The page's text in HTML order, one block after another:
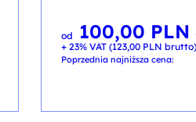
od
Pierwotna
cena
wynosiła:
290,00 PLN.
100,00 PLN
Aktualna
cena
wynosi:
100,00 PLN.
+ 23% VAT (123,00 PLN brutto)
Poprzednia najniższa cena: